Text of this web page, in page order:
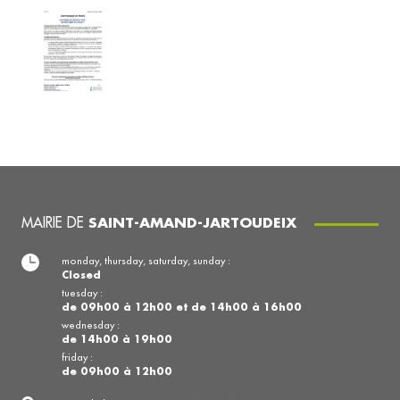
MAIRIE DE SAINT-AMAND-JARTOUDEIX
monday, thursday, saturday, sunday :
Closed
tuesday :
de 09h00 à 12h00 et de 14h00 à 16h00
wednesday :
de 14h00 à 19h00
friday :
de 09h00 à 12h00